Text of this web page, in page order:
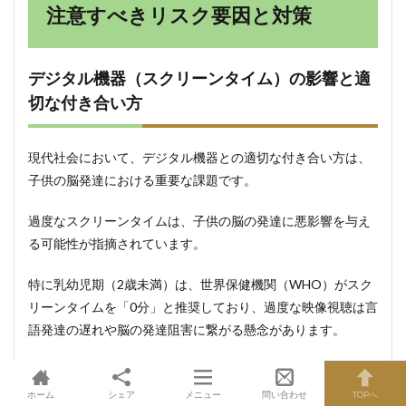
注意すべきリスク要因と対策
デジタル機器（スクリーンタイム）の影響と適
切な付き合い方
現代社会において、デジタル機器との適切な付き合い方は、
子供の脳発達における重要な課題です。
過度なスクリーンタイムは、子供の脳の発達に悪影響を与え
る可能性が指摘されています。
特に乳幼児期（2歳未満）は、世界保健機関（WHO）がスク
リーンタイムを「0分」と推奨しており、過度な映像視聴は言
語発達の遅れや脳の発達阻害に繋がる懸念があります。
長時間利用は、実行機能の低下（作業記憶、抑制機能、タス
ク切り替え能力の悪化）や学業成績への影響、さらには脳構
ホーム シェア メニュー 問い合わせ TOPへ